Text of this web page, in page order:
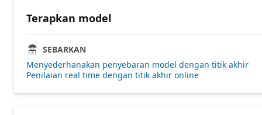
Terapkan model
SEBARKAN
Menyederhanakan penyebaran model dengan titik akhir
Penilaian real time dengan titik akhir online